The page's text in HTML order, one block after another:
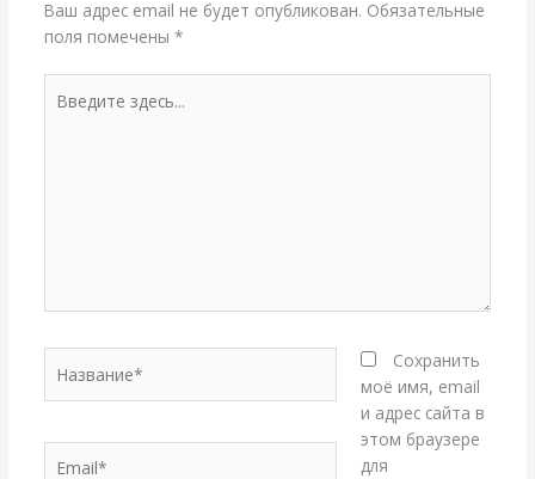
Ваш адрес email не будет опубликован. Обязательные
поля помечены *
здесь...
Сохранить
моё имя, email
и адрес сайта в
этом браузере
для